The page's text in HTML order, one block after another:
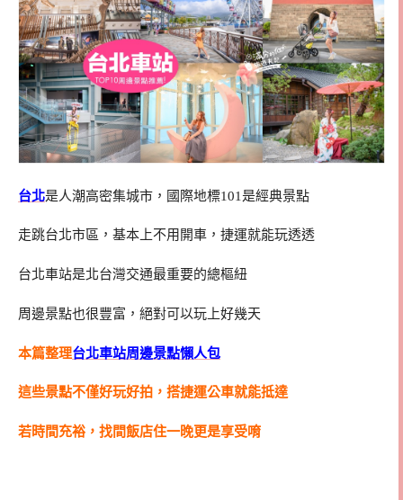
台北是人潮高密集城市，國際地標101是經典景點
走跳台北市區，基本上不用開車，捷運就能玩透透
台北車站是北台灣交通最重要的總樞紐
周邊景點也很豐富，絕對可以玩上好幾天
本篇整理台北車站周邊景點懶人包
這些景點不僅好玩好拍，搭捷運公車就能抵達
若時間充裕，找間飯店住一晚更是享受唷